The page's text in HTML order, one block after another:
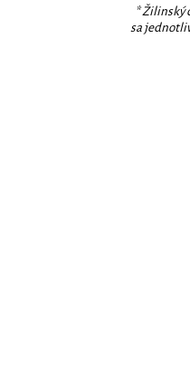
* Žilinský
sa